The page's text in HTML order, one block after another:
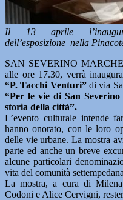
Il 13 aprile
dell’esposizione nella
SAN SEVERINO MARCHE
alle ore 17.30, verrà
“P. Tacchi Venturi”di via
“Per le vie di San
storia della città”.
L’evento culturale intende
hanno onorato, con le loro
delle vie urbane. La mostra
parte ed anche un breve
alcune particolari
vita del comunità
La mostra, a cura di
Codoni e Alice Cervigni,